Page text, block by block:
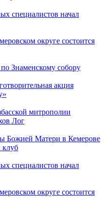
специалистов начал
округе состоится
Знаменскому собору
акция
митрополии
Лог
Божией Матери в Кемерове
клуб
специалистов начал
округе состоится